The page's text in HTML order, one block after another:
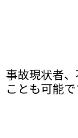
事故現状者
ことも可能で